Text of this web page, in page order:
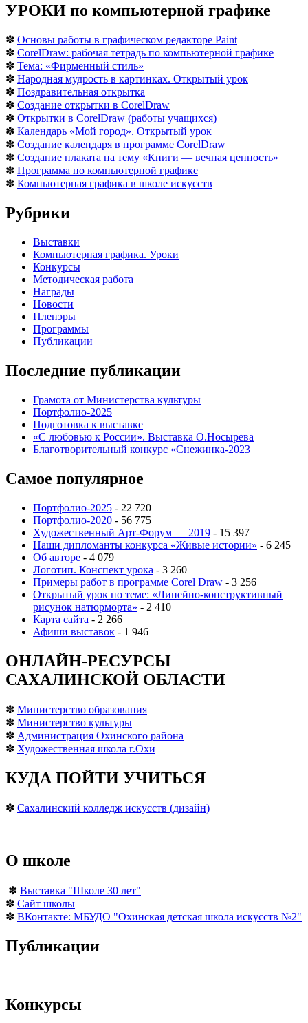
УРОКИ по компьютерной графике
✽ Основы работы в графическом редакторе Paint
✽ CorelDraw: рабочая тетрадь по компьютерной графике
✽ Тема: «Фирменный стиль»
✽ Народная мудрость в картинках. Открытый урок
✽ Поздравительная открытка
✽ Создание открытки в CorelDraw
✽ Открытки в CorelDraw (работы учащихся)
✽ Календарь «Мой город». Открытый урок
✽ Создание календаря в программе CorelDraw
✽ Создание плаката на тему «Книги — вечная ценность»
✽ Программа по компьютерной графике
✽ Компьютерная графика в школе искусств
Рубрики
Выставки
Компьютерная графика. Уроки
Конкурсы
Методическая работа
Награды
Новости
Пленэры
Программы
Публикации
Последние публикации
Грамота от Министерства культуры
Портфолио-2025
Подготовка к выставке
«С любовью к России». Выставка О.Носырева
Благотворительный конкурс «Снежинка-2023
Самое популярное
Портфолио-2025 - 22 720
Портфолио-2020 - 56 775
Художественный Арт-Форум — 2019 - 15 397
Наши дипломанты конкурса «Живые истории» - 6 245
Об авторе - 4 079
Логотип. Конспект урока - 3 260
Примеры работ в программе Corel Draw - 3 256
Открытый урок по теме: «Линейно-конструктивный
рисунок натюрморта» - 2 410
Карта сайта - 2 266
Афиши выставок - 1 946
ОНЛАЙН-РЕСУРСЫ
САХАЛИНСКОЙ ОБЛАСТИ
✽ Министерство образования
✽ Министерство культуры
✽ Администрация Охинского района
✽ Художественная школа г.Охи
КУДА ПОЙТИ УЧИТЬСЯ
✽ Сахалинский колледж искусств (дизайн)
О школе
✽ Выставка "Школе 30 лет"
✽ Сайт школы
✽ ВКонтакте: МБУДО "Охинская детская школа искусств №2"
Публикации
Конкурсы